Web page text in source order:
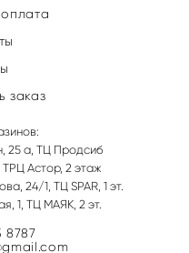
заказ
25 а, ТЦ Продсиб
Астор, 2 этаж
24/1, ТЦ SPAR, 1 эт.
1, ТЦ МАЯК, 2 эт.
8787